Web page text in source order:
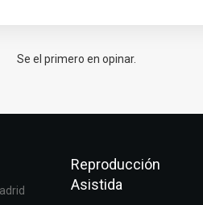
Se el primero en opinar.
Reproducción
Asistida